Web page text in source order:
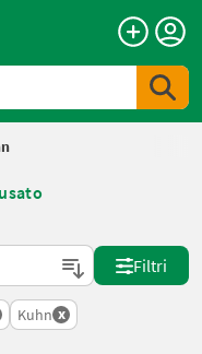
Filtri
Kuhn x